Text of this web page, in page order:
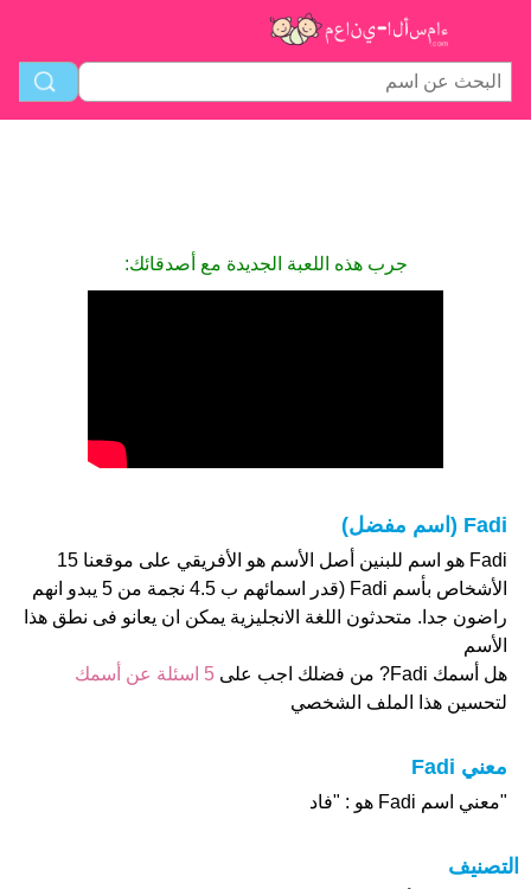
جرب هذه اللعبة الجديدة مع أصدقائك:
Fadi (اسم مفضل)
Fadi هو اسم للبنين أصل الأسم هو الأفريقي على موقعنا 15
الأشخاص بأسم Fadi (قدر اسمائهم ب 4.5 نجمة من 5 يبدو انهم
راضون جدا. متحدثون اللغة الانجليزية يمكن ان يعانو فى نطق هذا
الأسم
هل أسمك Fadi? من فضلك اجب على
5 اسئلة عن أسمك
لتحسين هذا الملف الشخصي
معني Fadi
"معني اسم Fadi هو : "فاد
التصنيف